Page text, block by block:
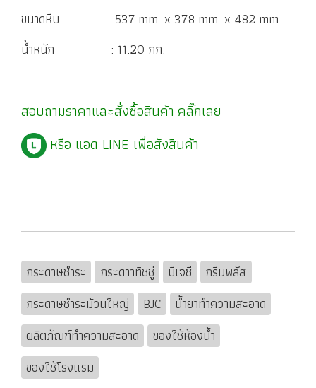
ขนาดหีบ : 537 mm. x 378 mm. x 482 mm.
น้ำหนัก : 11.20 กก.
สอบถามราคาและสั่งซื้อสินค้า คลิ๊กเลย
หรือ แอด LINE เพื่อสังสินค้า
กระดาษชำระ กระดาาทิชชู่ บีเจซี
กรีนพลัส
กระดาษชำระม้วนใหญ่
BJC
น้ำยาทำความสะอาด
ผลิตภัณฑ์ทำความสะอาด
ของใช้ห้องน้ำ
ของใช้โรงแรม